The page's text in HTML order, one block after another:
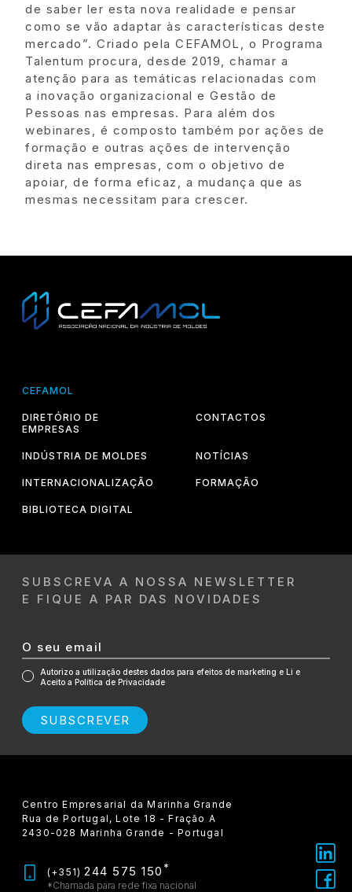
de saber ler esta nova realidade e pensar
como se vão adaptar às características deste
mercado”. Criado pela CEFAMOL, o Programa
Talentum procura, desde 2019, chamar a
atenção para as temáticas relacionadas com
a inovação organizacional e Gestão de
Pessoas nas empresas. Para além dos
webinares, é composto também por ações de
formação e outras ações de intervenção
direta nas empresas, com o objetivo de
apoiar, de forma eficaz, a mudança que as
mesmas necessitam para crescer.
CEFAMOL
DIRETÓRIO DE
EMPRESAS
CONTACTOS
INDÚSTRIA DE MOLDES NOTÍCIAS
INTERNACIONALIZAÇÃO FORMAÇÃO
BIBLIOTECA DIGITAL
SUBSCREVA A NOSSA NEWSLETTER
E FIQUE A PAR DAS NOVIDADES
Autorizo a utilização destes dados para efeitos de marketing e Li e
Aceito a Política de Privacidade
SUBSCREVER
Centro Empresarial da Marinha Grande
Rua de Portugal, Lote 18 - Fração A
2430-028 Marinha Grande - Portugal
(+351)244 575 150 *
*Chamada para rede fixa nacional